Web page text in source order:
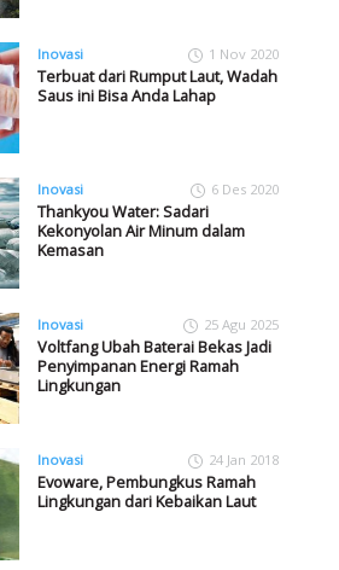
Inovasi 1 Nov 2020
Terbuat dari Rumput Laut, Wadah
Saus ini Bisa Anda Lahap
Inovasi 6 Des 2020
Thankyou Water: Sadari
Kekonyolan Air Minum dalam
Kemasan
Inovasi 25 Agu 2025
Voltfang Ubah Baterai Bekas Jadi
Penyimpanan Energi Ramah
Lingkungan
Inovasi 24 Jan 2018
Evoware, Pembungkus Ramah
Lingkungan dari Kebaikan Laut